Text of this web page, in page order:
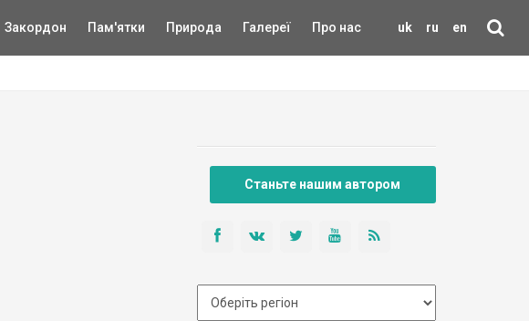
uk ru en
Закордон Пам'ятки Природа Галереї Про нас
Станьте нашим автором